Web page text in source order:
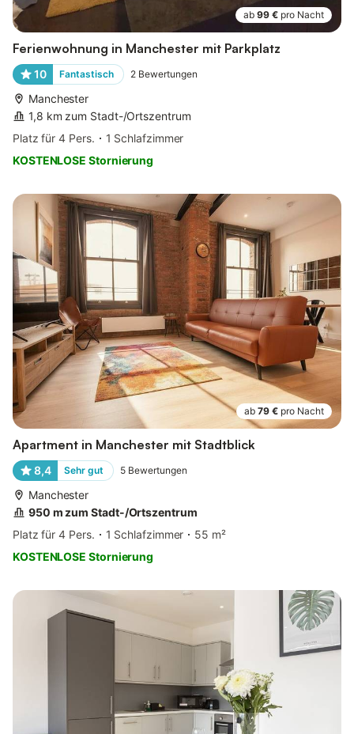
ab 99 € pro Nacht
Ferienwohnung in Manchester mit Parkplatz
10 Fantastisch 2 Bewertungen
Manchester
1,8 km zum Stadt-/Ortszentrum
Platz für 4 Pers.
1 Schlafzimmer
KOSTENLOSE Stornierung
ab 79 € pro Nacht
Apartment in Manchester mit Stadtblick
8,4 Sehr gut 5 Bewertungen
Manchester
950 m zum Stadt-/Ortszentrum
Platz für 4 Pers.
1 Schlafzimmer
55 m²
KOSTENLOSE Stornierung